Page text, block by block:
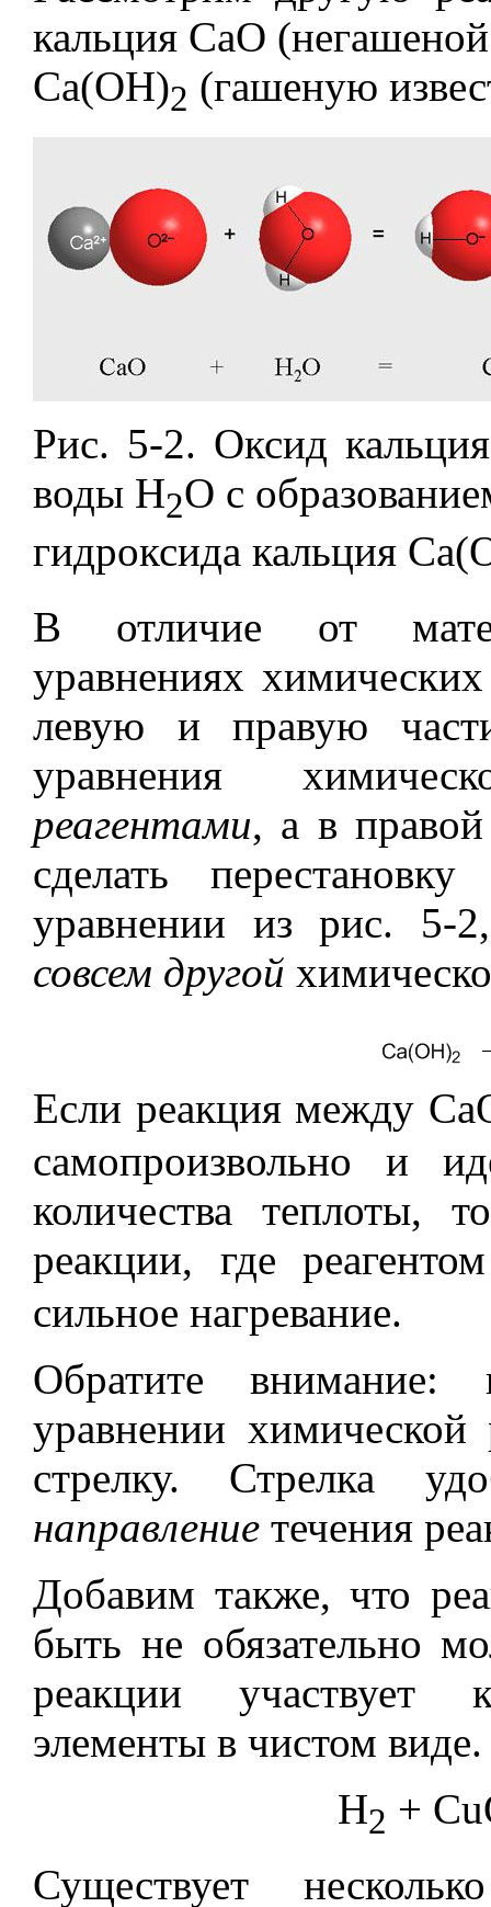
кальция СаО
Са(ОН)2 (гашеную
Рис. 5-2. Оксид
воды Н2О с
гидроксида кальция
В отличие от
уравнениях
левую и правую
уравнения
реагентами, а в
сделать
уравнении из рис. 5-
совсем другой
Если реакция между
самопроизвольно и
количества теплоты,
реакции, где
сильное нагревание.
Обратите внимание:
уравнении химической
стрелку. Стрелка
направление течения
Добавим также, что
быть не обязательно
реакции участвует
элементы в чистом
H2 +
Существует